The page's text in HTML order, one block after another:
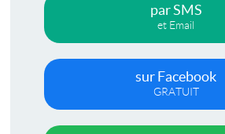
par SMS
et Email
sur Facebook
GRATUIT